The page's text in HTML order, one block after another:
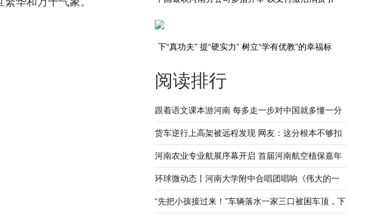
下“真功夫” 提“硬实力” 树立“学有优教”的幸福标
阅读排行
跟着语文课本游河南 每多走一步对中国就多懂一分
货车逆行上高架被远程发现 网友：这分根本不够扣
河南农业专业航展序幕开启 首届河南航空植保嘉年
华亮点提前揭秘_焦点速讯
环球微动态丨河南大学附中合唱团唱响《伟大的一
盘棋》
“先把小孩接过来！”车辆落水一家三口被困车顶，下